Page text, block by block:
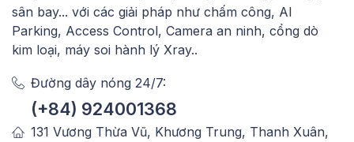
sân bay... với các giải pháp như chấm công, AI
Parking, Access Control, Camera an ninh, cổng dò
kim loại, máy soi hành lý Xray..
Đường dây nóng 24/7:
(+84) 924001368
131 Vương Thừa Vũ, Khương Trung, Thanh Xuân,